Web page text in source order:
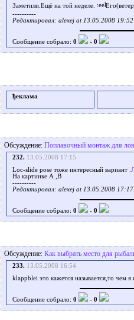
Заметили.Ещё на той неделе.
----------
Редактировал: alexej at 13.05.2008
Сообщение собрало: 0 - 0
ђеклама
Обсуждение: Поплавочный монтаж для
232. 13.05.2008 17:15
Loc-slide pose тоже интересный вариант .
На картинке А ,В
----------
Редактировал: alexej at 13.05.2008
Сообщение собрало: 0 - 0
Обсуждение: Как выбрать место для
233. 13.05.2008 16:54
klappblei это кажется называется,то чем
Сообщение собрало: 0 - 0